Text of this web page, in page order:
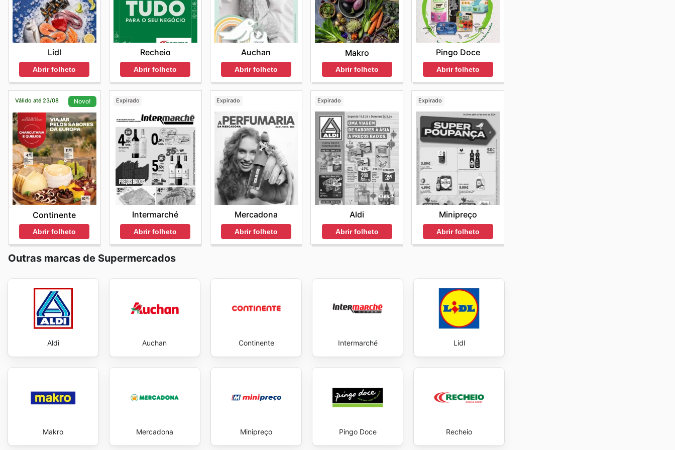
Lidl
Abrir folheto
Recheio
Abrir folheto
Auchan
Abrir folheto
Makro
Abrir folheto
Pingo Doce
Abrir folheto
Válido até 23/08 Novo!
Continente
Abrir folheto
Expirado
Intermarché
Abrir folheto
Expirado
Mercadona
Abrir folheto
Expirado
Aldi
Abrir folheto
Expirado
Minipreço
Abrir folheto
Outras marcas de Supermercados
Aldi Auchan Continente Intermarché Lidl
Makro Mercadona Minipreço Pingo Doce Recheio